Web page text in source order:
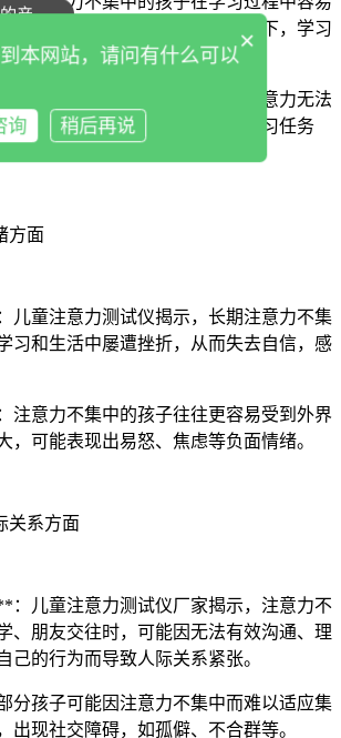
注于学习任务，导致学习效率低下，学习
童注意力测试仪品牌提示由于注意力无法
面对复杂或需要长时间专注的学习任务
重重，甚至产生厌学情绪。
方面
儿童注意力测试仪揭示，长期注意力不集
习和生活中屡遭挫折，从而失去自信，感
注意力不集中的孩子往往更容易受到外界
，可能表现出易怒、焦虑等负面情绪。
关系方面
：儿童注意力测试仪厂家揭示，注意力不
、朋友交往时，可能因无法有效沟通、理
己的行为而导致人际关系紧张。
分孩子可能因注意力不集中而难以适应集
出现社交障碍，如孤僻、不合群等。
可以介绍下你们的产品么
×
本网站，请问有什么可以
询 稍后再说